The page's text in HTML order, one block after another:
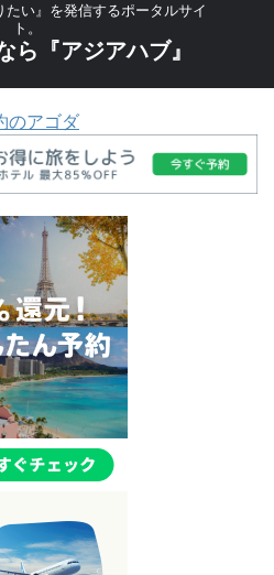
い』を発信するポータルサイ
ト。
ら『アジアハブ』
のアゴダ